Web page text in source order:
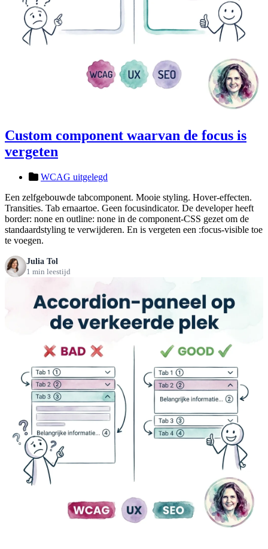
Custom component waarvan de focus is
vergeten
WCAG uitgelegd
Een zelfgebouwde tabcomponent. Mooie styling. Hover-effecten.
Transities. Tab ernaartoe. Geen focusindicator. De developer heeft
border: none en outline: none in de component-CSS gezet om de
standaardstyling te verwijderen. En is vergeten een :focus-visible toe
te voegen.
Julia Tol
1 min leestijd